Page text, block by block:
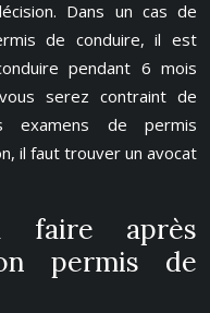
Dans un cas de
de conduire, il est
pendant 6 mois
serez contraint de
examens de permis
il faut trouver un avocat
faire après
permis de